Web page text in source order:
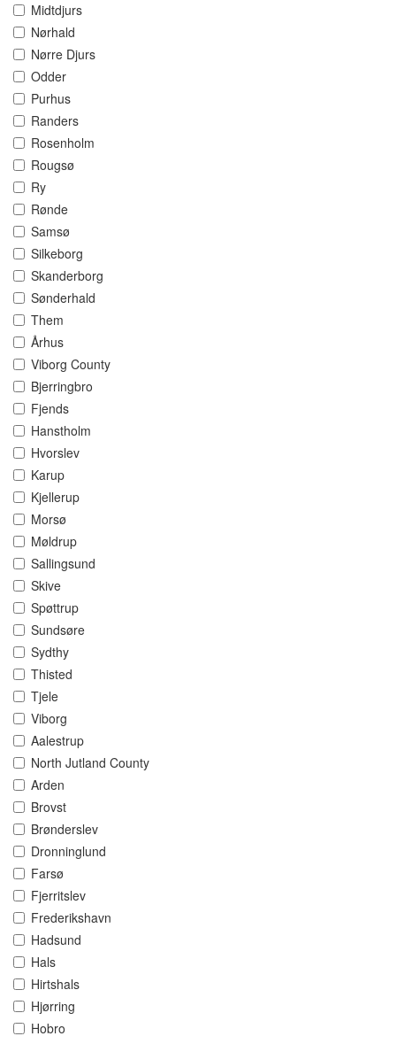
Midtdjurs
Nørhald
Nørre Djurs
Odder
Purhus
Randers
Rosenholm
Rougsø
Ry
Rønde
Samsø
Silkeborg
Skanderborg
Sønderhald
Them
Århus
Viborg County
Bjerringbro
Fjends
Hanstholm
Hvorslev
Karup
Kjellerup
Morsø
Møldrup
Sallingsund
Skive
Spøttrup
Sundsøre
Sydthy
Thisted
Tjele
Viborg
Aalestrup
North Jutland County
Arden
Brovst
Brønderslev
Dronninglund
Farsø
Fjerritslev
Frederikshavn
Hadsund
Hals
Hirtshals
Hjørring
Hobro